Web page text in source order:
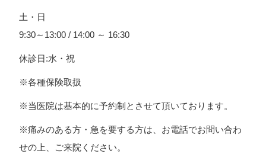
土・日
9:30～13:00 / 14:00 ～ 16:30
休診日:水・祝
※各種保険取扱
※当医院は基本的に予約制とさせて頂いております。
※痛みのある方・急を要する方は、お電話でお問い合わ
せの上、ご来院ください。